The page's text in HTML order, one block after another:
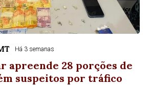
Há 3 semanas
apreende 28 porções de
suspeitos por tráfico